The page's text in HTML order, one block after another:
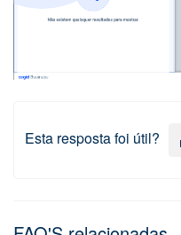
Esta resposta foi útil?